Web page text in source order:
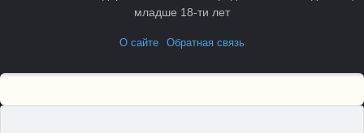
О сайте Обратная связь